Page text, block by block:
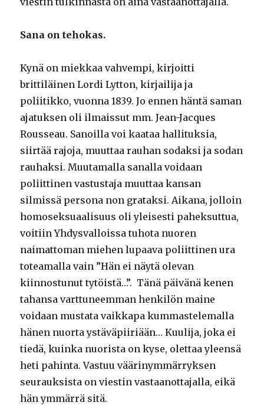
Sana on tehokas.
Kynä on miekkaa vahvempi, kirjoitti
brittiläinen Lordi Lytton, kirjailija ja
poliitikko, vuonna 1839. Jo ennen häntä saman
ajatuksen oli ilmaissut mm. Jean-Jacques
Rousseau. Sanoilla voi kaataa hallituksia,
siirtää rajoja, muuttaa rauhan sodaksi ja sodan
rauhaksi. Muutamalla sanalla voidaan
poliittinen vastustaja muuttaa kansan
silmissä persona non grataksi. Aikana, jolloin
homoseksuaalisuus oli yleisesti paheksuttua,
voitiin Yhdysvalloissa tuhota nuoren
naimattoman miehen lupaava poliittinen ura
toteamalla vain ”Hän ei näytä olevan
kiinnostunut tytöistä…”. Tänä päivänä kenen
tahansa varttuneemman henkilön maine
voidaan mustata vaikkapa kummastelemalla
hänen nuorta ystäväpiiriään… Kuulija, joka ei
tiedä, kuinka nuorista on kyse, olettaa yleensä
heti pahinta. Vastuu väärinymmärryksen
seurauksista on viestin vastaanottajalla, eikä
hän ymmärrä sitä.